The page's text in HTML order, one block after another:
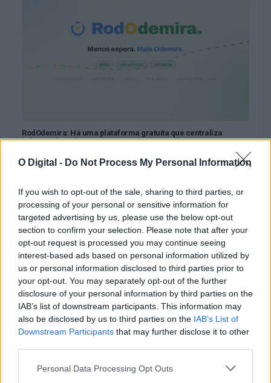
O Digital - Do Not Process My Personal Information
If you wish to opt-out of the sale, sharing to third parties, or
processing of your personal or sensitive information for
targeted advertising by us, please use the below opt-out
section to confirm your selection. Please note that after your
opt-out request is processed you may continue seeing
interest-based ads based on personal information utilized by
us or personal information disclosed to third parties prior to
your opt-out. You may separately opt-out of the further
disclosure of your personal information by third parties on the
IAB’s list of downstream participants. This information may
also be disclosed by us to third parties on the IAB’s List of
Downstream Participants that may further disclose it to other
Personal Data Processing Opt Outs
RodOdemira: Há uma plataforma gratuita que centraliza
informação sobre os transportes no concelho
informação sobre os transportes no concelho...
Portalegre foi o distrito do Alentejo com maior percentagem de
casas que saíram do...